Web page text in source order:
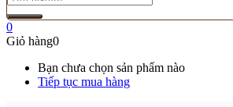
0
Giỏ hàng0
Bạn chưa chọn sản phẩm nào
Tiếp tục mua hàng